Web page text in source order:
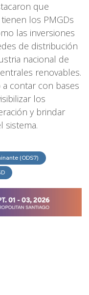
que
los PMGDs
las inversiones
de distribución
nacional de
renovables.
contar con bases
los
y brindar
sistema.
(ODS7)